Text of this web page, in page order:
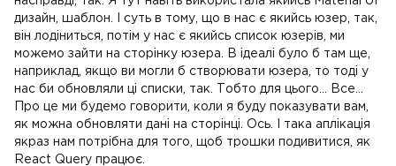
дизайн, шаблон. І суть в тому, що в нас є якийсь юзер, так,
він лодіниться, потім у нас є якийсь список юзерів, ми
можемо зайти на сторінку юзера. В ідеалі було б там ще,
наприклад, якщо ви могли б створювати юзера, то тоді у
нас би обновляли ці списки, так. Тобто для цього... Все...
Про це ми будемо говорити, коли я буду показувати вам,
як можна обновляти дані на сторінці. Ось. І така аплікація
якраз нам потрібна для того, щоб трошки подивитися, як
React Query працює.